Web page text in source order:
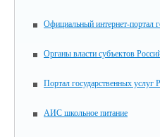
Официальный интернет-портал
Органы власти субъектов
Портал государственных услуг
АИС школьное питание